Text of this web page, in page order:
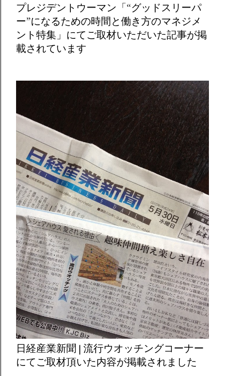
プレジデントウーマン「“グッドスリーパ
ー”になるための時間と働き方のマネジメ
ント特集」にてご取材いただいた記事が掲
載されています
日経産業新聞 | 流行ウオッチングコーナー
にてご取材頂いた内容が掲載されました